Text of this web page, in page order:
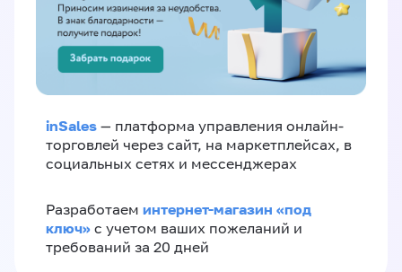
inSales — платформа управления онлайн-
торговлей через сайт, на маркетплейсах, в
социальных сетях и мессенджерах
Разработаем интернет-магазин «‎под
ключ»‎ с учетом ваших пожеланий и
требований за 20 дней